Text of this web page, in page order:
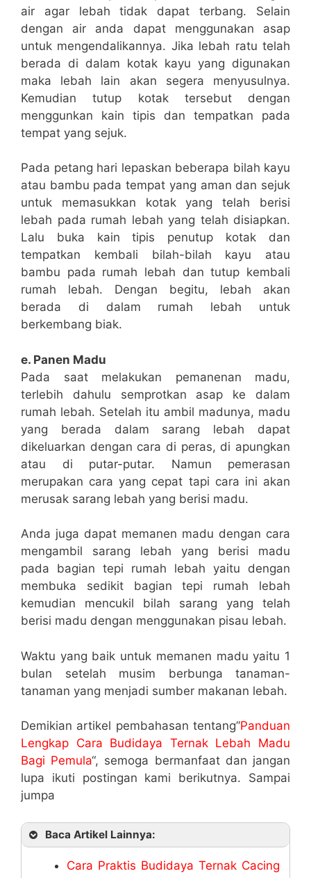
air agar lebah tidak dapat terbang. Selain
dengan air anda dapat menggunakan asap
untuk mengendalikannya. Jika lebah ratu telah
berada di dalam kotak kayu yang digunakan
maka lebah lain akan segera menyusulnya.
Kemudian tutup kotak tersebut dengan
menggunkan kain tipis dan tempatkan pada
tempat yang sejuk.
Pada petang hari lepaskan beberapa bilah kayu
atau bambu pada tempat yang aman dan sejuk
untuk memasukkan kotak yang telah berisi
lebah pada rumah lebah yang telah disiapkan.
Lalu buka kain tipis penutup kotak dan
tempatkan kembali bilah-bilah kayu atau
bambu pada rumah lebah dan tutup kembali
rumah lebah. Dengan begitu, lebah akan
berada di dalam rumah lebah untuk
berkembang biak.
e. Panen Madu
Pada saat melakukan pemanenan madu,
terlebih dahulu semprotkan asap ke dalam
rumah lebah. Setelah itu ambil madunya, madu
yang berada dalam sarang lebah dapat
dikeluarkan dengan cara di peras, di apungkan
atau di putar-putar. Namun pemerasan
merupakan cara yang cepat tapi cara ini akan
merusak sarang lebah yang berisi madu.
Anda juga dapat memanen madu dengan cara
mengambil sarang lebah yang berisi madu
pada bagian tepi rumah lebah yaitu dengan
membuka sedikit bagian tepi rumah lebah
kemudian mencukil bilah sarang yang telah
berisi madu dengan menggunakan pisau lebah.
Waktu yang baik untuk memanen madu yaitu 1
bulan setelah musim berbunga tanaman-
tanaman yang menjadi sumber makanan lebah.
Demikian artikel pembahasan tentang”Panduan
Lengkap Cara Budidaya Ternak Lebah Madu
Bagi Pemula“, semoga bermanfaat dan jangan
lupa ikuti postingan kami berikutnya. Sampai
jumpa
Baca Artikel Lainnya:
Cara Praktis Budidaya Ternak Cacing